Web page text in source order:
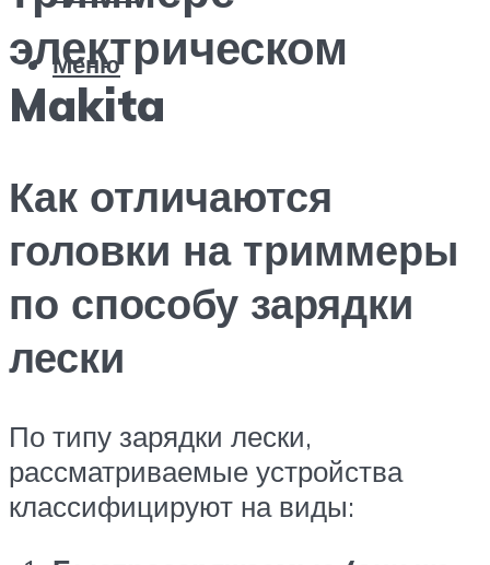
Меню
электрическом
Makita
Как отличаются
головки на триммеры
по способу зарядки
лески
По типу зарядки лески,
рассматриваемые устройства
классифицируют на виды: